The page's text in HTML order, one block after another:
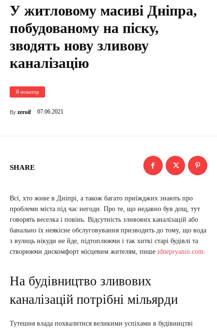
У житловому масиві Дніпра,
побудованому на піску,
зводять нову зливову
каналізацію
Я новатор
By zeroif 07.06.2021
SHARE
Всі, хто живе в Дніпрі, а також багато приїжджих знають про
проблеми міста під час негоди. Про те, що недавно був дощ, тут
говорять веселка і повінь. Відсутність зливових каналізацій або
банально їх неякісне обслуговування призводить до тому, що вода
з вулиць нікуди не йде, підтоплюючи і так хиткі старі будівлі та
створюючи дискомфорт місцевим жителям, пише idnepryanin.com.
На будівництво зливових
каналізацій потрібні мільярди
Тутешня влада похвалитися великими успіхами в будівництві